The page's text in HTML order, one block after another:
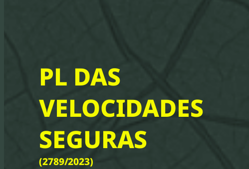
PL DAS
VELOCIDADES
SEGURAS
(2789/2023)